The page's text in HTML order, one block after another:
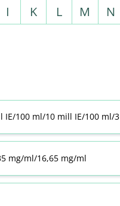
I K L M N
100 ml/10 mill IE/100 ml/
mg/ml/16,65 mg/ml